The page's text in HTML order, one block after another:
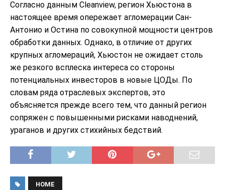
Согласно данным Cleanview, регион Хьюстона в
настоящее время опережает агломерации Сан-
Антонио и Остина по совокупной мощности центров
обработки данных. Однако, в отличие от других
крупных агломераций, Хьюстон не ожидает столь
же резкого всплеска интереса со стороны
потенциальных инвесторов в новые ЦОДы. По
словам ряда отраслевых экспертов, это
объясняется прежде всего тем, что данный регион
сопряжен с повышенными рисками наводнений,
ураганов и других стихийных бедствий.
HOME